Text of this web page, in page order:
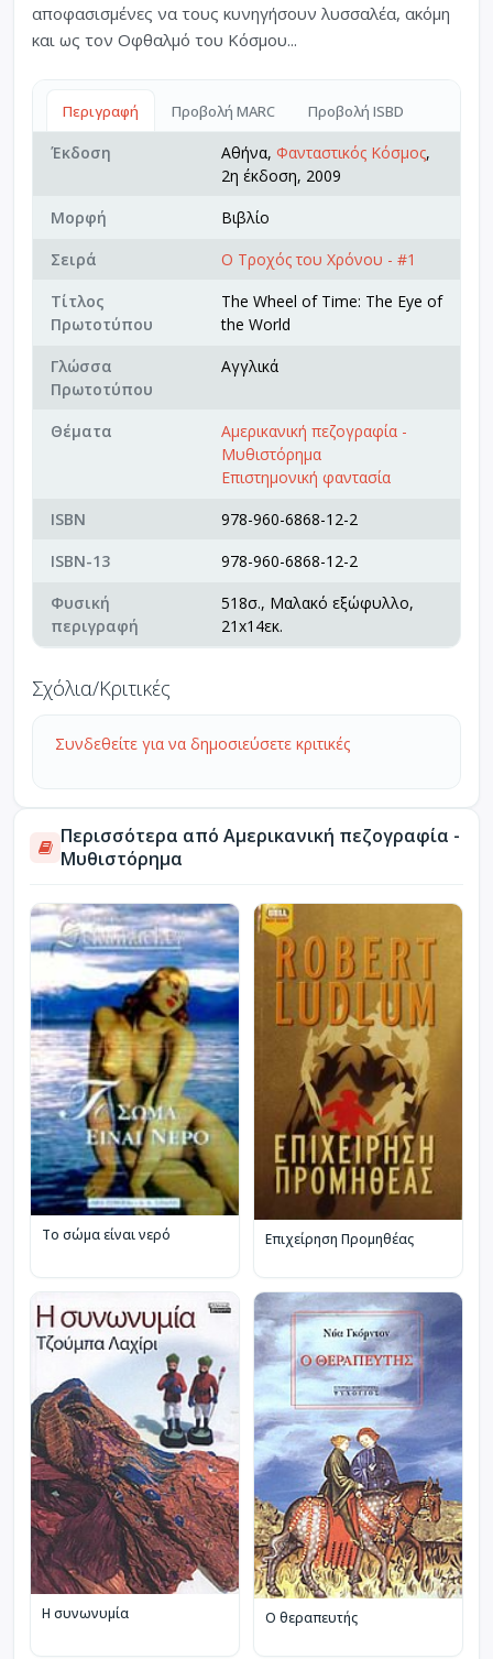
αποφασισμένες να τους κυνηγήσουν λυσσαλέα, ακόμη
και ως τον Οφθαλμό του Κόσμου...
Περιγραφή Προβολή MARC Προβολή ISBD
Έκδοση Αθήνα, Φανταστικός Κόσμος,
2η έκδοση, 2009
Μορφή
Βιβλίο
Σειρά
Ο Τροχός του Χρόνου - #1
Τίτλος
Πρωτοτύπου
The Wheel of Time: The Eye of
the World
Γλώσσα
Πρωτοτύπου
Αγγλικά
Θέματα
Αμερικανική πεζογραφία -
Μυθιστόρημα
Επιστημονική φαντασία
ISBN
978-960-6868-12-2
ISBN-13
978-960-6868-12-2
Φυσική
περιγραφή
518σ., Μαλακό εξώφυλλο,
21x14εκ.
Σχόλια/Κριτικές
Συνδεθείτε για να δημοσιεύσετε κριτικές
Περισσότερα από Αμερικανική πεζογραφία -
Μυθιστόρημα
Το σώμα είναι νερό Επιχείρηση Προμηθέας
Η συνωνυμία Ο θεραπευτής